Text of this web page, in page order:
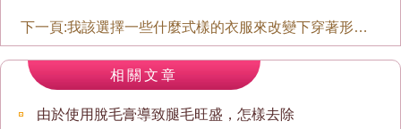
下一頁:我該選擇一些什麼式樣的衣服來改變下穿著形象呢？
相關文章
由於使用脫毛膏導致腿毛旺盛，怎樣去除